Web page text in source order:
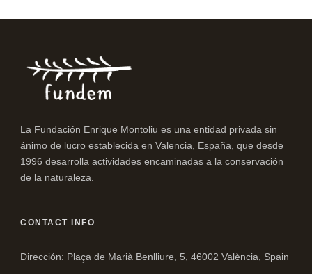
La Fundación Enrique Montoliu es una entidad privada sin
ánimo de lucro establecida en Valencia, España, que desde
1996 desarrolla actividades encaminadas a la conservación
de la naturaleza.
CONTACT INFO
Dirección: Plaça de Marià Benlliure, 5, 46002 València, Spain